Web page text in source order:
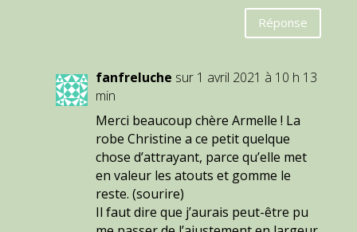
Réponse
fanfreluche sur 1 avril 2021 à 10 h 13
min
Merci beaucoup chère Armelle ! La
robe Christine a ce petit quelque
chose d’attrayant, parce qu’elle met
en valeur les atouts et gomme le
reste. (sourire)
Il faut dire que j’aurais peut-être pu